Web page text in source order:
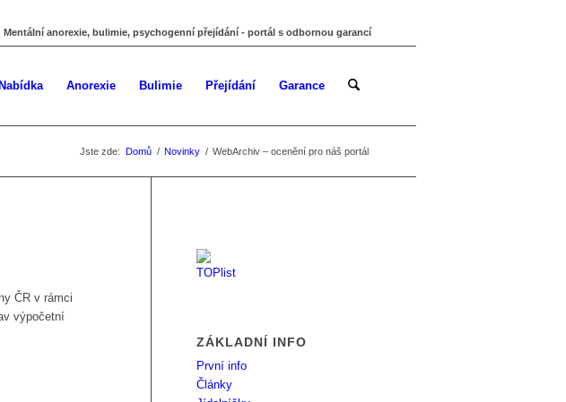
Mentální anorexie, bulimie, psychogenní přejídání - portál s odbornou garancí
Nabídka Anorexie Bulimie Přejídání Garance
Jste zde: Domů / Novinky / WebArchiv – ocenění pro náš portál
ČR v rámci
výpočetní
ZÁKLADNÍ INFO
První info
Články